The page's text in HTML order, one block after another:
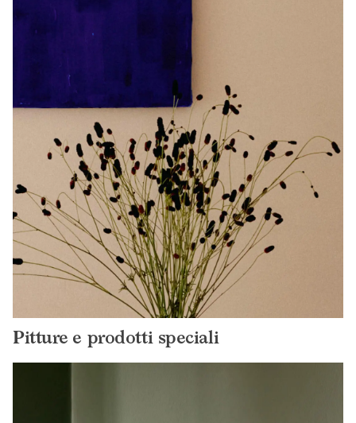
Pitture e prodotti speciali